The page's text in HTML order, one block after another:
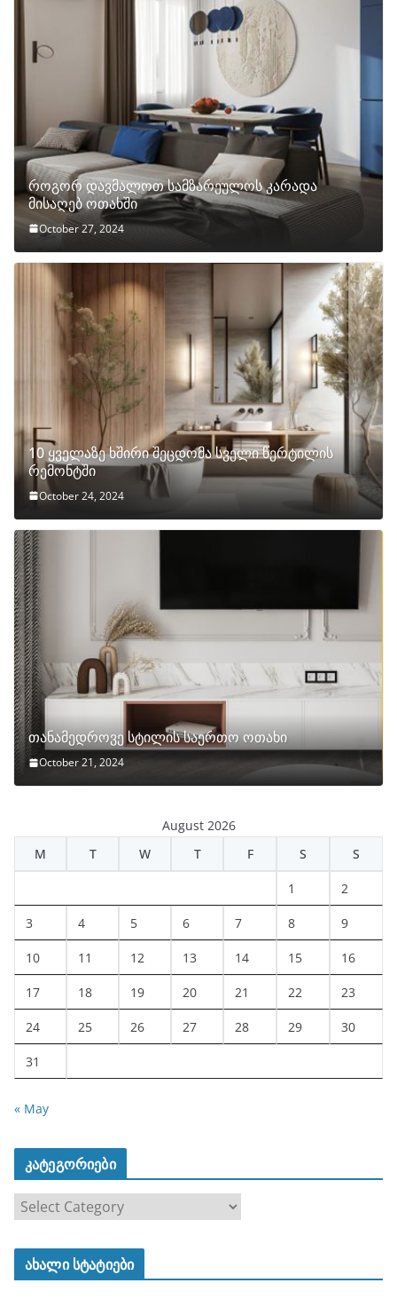
როგორ დავმალოთ სამზარეულოს კარადა
მისაღებ ოთახში
October 27, 2024
10 ყველაზე ხშირი შეცდომა სველი წერტილის
რემონტში
October 24, 2024
თანამედროვე სტილის საერთო ოთახი
October 21, 2024
August 2026
M
T W T F S S
1 2
3 4 5 6 7 8 9
10 11 12 13 14 15 16
17 18 19 20 21 22 23
24 25 26 27 28 29 30
31
« May
კატეგორიები
ტ
ახალი სტატიები